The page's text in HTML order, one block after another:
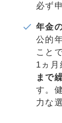
必ず
年金
公的
こと
1ヵ
まで
す。
力な